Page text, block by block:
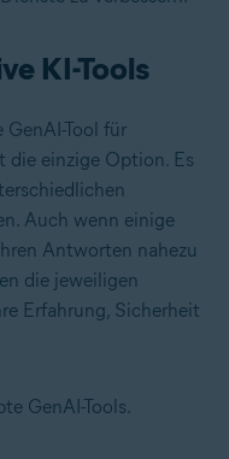
KI-Tools
Tool für
die einzige Option. Es
Auch wenn einige
Antworten nahezu
die jeweiligen
Erfahrung, Sicherheit
GenAI-Tools.